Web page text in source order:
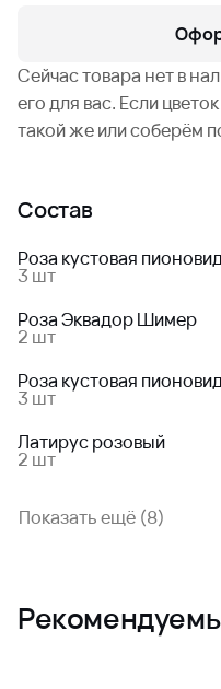
Сейчас товара нет в
его для вас. Если
такой же или соберём
Состав
Роза кустовая
3 шт
Роза Эквадор Шимер
2 шт
Роза кустовая
3 шт
Латирус розовый
2 шт
Показать ещё (8)